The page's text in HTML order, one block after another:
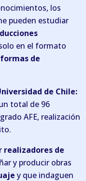
los
pueden estudiar
en el formato
de
de Chile:
total de 96
AFE, realización
realizadores de
y producir obras
y que indaguen